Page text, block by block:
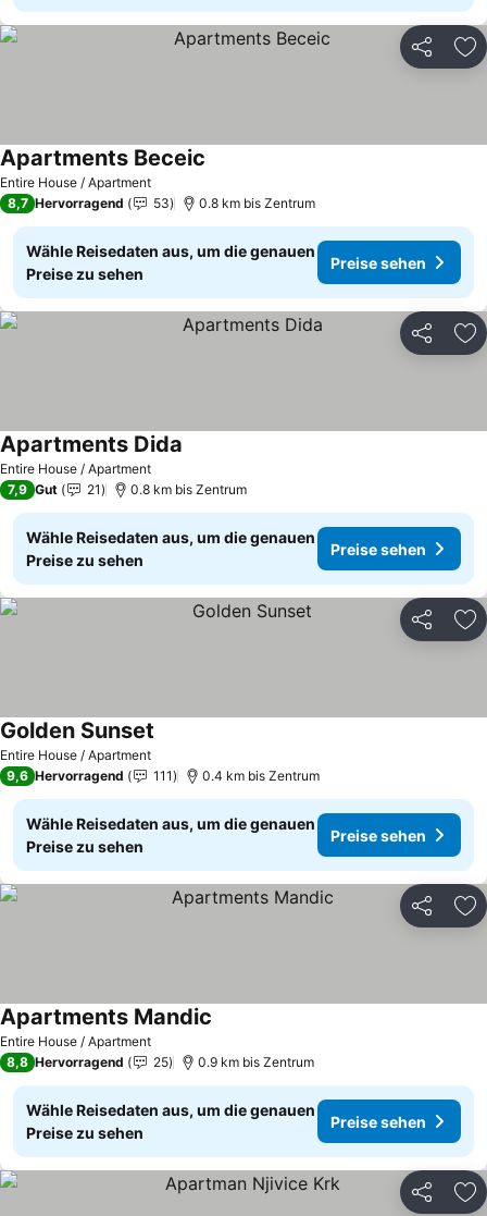
Teilen
Entire House / Apartment
Apartments Beceic
8,7 Hervorragend 53 0.8 km bis Zentrum
Wähle Reisedaten aus, um die genauen
Preise zu sehen
Preise sehen
Teilen
Entire House / Apartment
Apartments Dida
7,9 Gut 21 0.8 km bis Zentrum
Wähle Reisedaten aus, um die genauen
Preise zu sehen
Preise sehen
Teilen
Entire House / Apartment
Golden Sunset
9,6 Hervorragend 111 0.4 km bis Zentrum
Wähle Reisedaten aus, um die genauen
Preise zu sehen
Preise sehen
Teilen
Entire House / Apartment
Apartments Mandic
8,8 Hervorragend 25 0.9 km bis Zentrum
Wähle Reisedaten aus, um die genauen
Preise zu sehen
Preise sehen
Teilen